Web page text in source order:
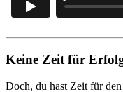
Keine Zeit für
Doch, du hast Zeit für